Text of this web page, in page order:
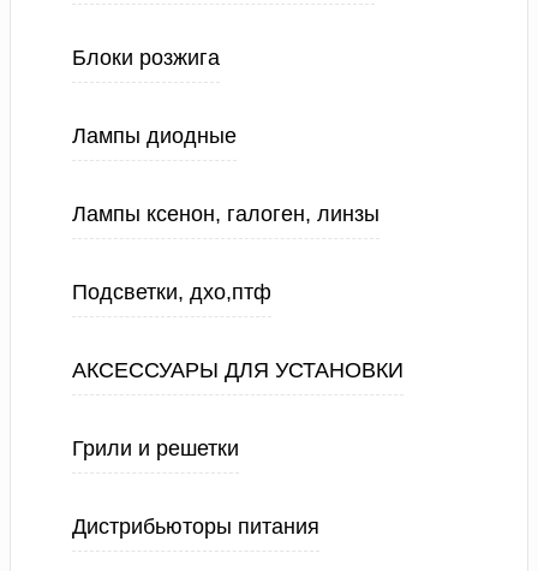
Блоки розжига
Лампы диодные
Лампы ксенон, галоген, линзы
Подсветки, дхо,птф
АКСЕССУАРЫ ДЛЯ УСТАНОВКИ
Грили и решетки
Дистрибьюторы питания